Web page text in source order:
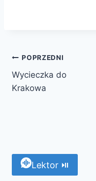
POPRZEDNI
Wycieczka do
Krakowa
Lektor ⏯